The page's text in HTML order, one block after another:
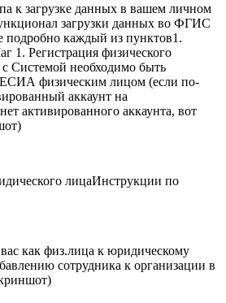
к загрузке данных в вашем личном
загрузки данных во ФГИС
каждый из пунктов1.
1. Регистрация физического
Системой необходимо быть
ЕСИА физическим лицом (если по-
аккаунт на
активированного аккаунта, вот
лицаИнструкции по
как физ.лица к юридическому
сотрудника к организации в